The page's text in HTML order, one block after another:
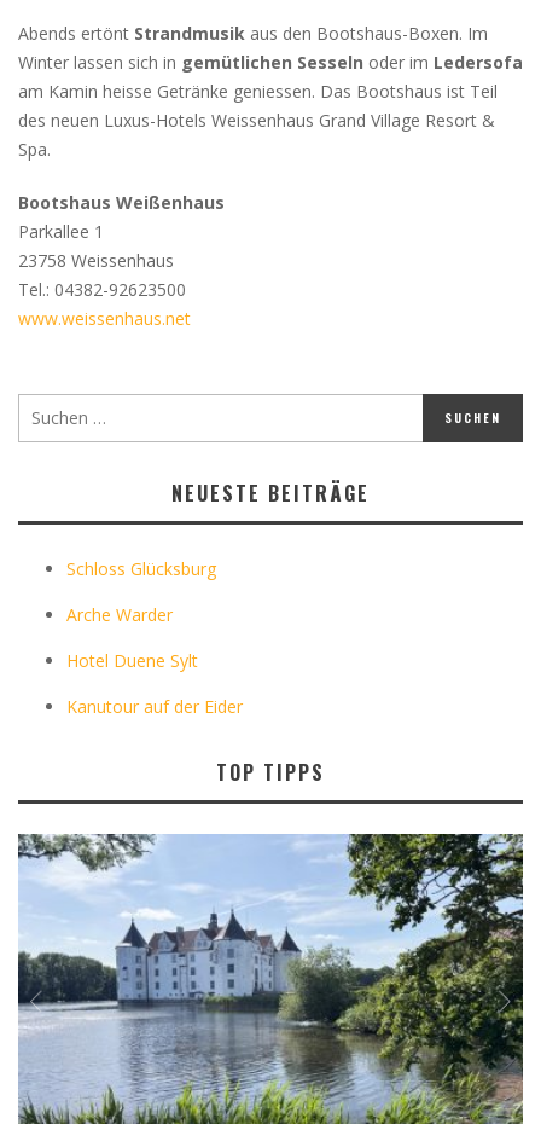
Abends ertönt Strandmusik aus den Bootshaus-Boxen. Im
Winter lassen sich in gemütlichen Sesseln oder im Ledersofa
am Kamin heisse Getränke geniessen. Das Bootshaus ist Teil
des neuen Luxus-Hotels Weissenhaus Grand Village Resort &
Spa.
Bootshaus Weißenhaus
Parkallee 1
23758 Weissenhaus
Tel.: 04382-92623500
www.weissenhaus.net
NEUESTE BEITRÄGE
Schloss Glücksburg
Arche Warder
Hotel Duene Sylt
Kanutour auf der Eider
TOP TIPPS